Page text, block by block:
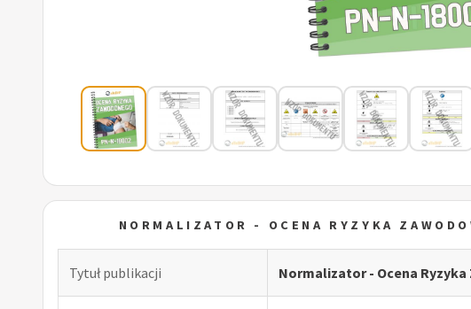
NORMALIZATOR - OCENA RYZYKA
Tytuł publikacji Normalizator - Ocena